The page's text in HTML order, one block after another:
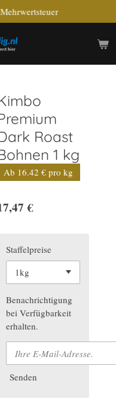
Roast
1 kg
Ab 16.42 € pro kg
€
Staffelpreise
Benachrichtigung
bei Verfügbarkeit
erhalten.
Senden